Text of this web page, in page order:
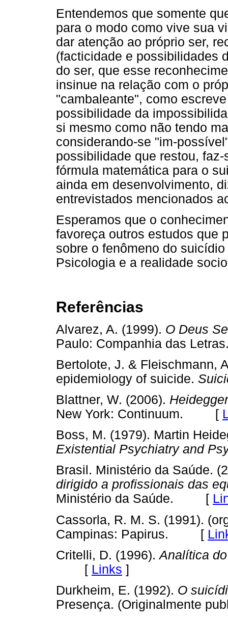
Entendemos que somente
para o modo como vive sua
dar atenção ao próprio ser,
(facticidade e possibilidades
do ser, que esse
insinue na relação com o
"cambaleante", como
possibilidade da
si mesmo como não tendo
considerando-se "im-
possibilidade que restou,
fórmula matemática para o
ainda em desenvolvimento,
entrevistados mencionados
Esperamos que o
favoreça outros estudos que
sobre o fenômeno do
Psicologia e a realidade
Referências
Alvarez, A. (1999). O Deus
Paulo: Companhia das
Bertolote, J. & Fleischmann,
epidemiology of suicide.
Blattner, W. (2006).
New York: Continuum. [
Boss, M. (1979). Martin
Existential Psychiatry and
Brasil. Ministério da Saúde.
dirigido a profissionais das
Ministério da Saúde. [
Cassorla, R. M. S. (1991).
Campinas: Papirus. [
Critelli, D. (1996).Analítica
[ Links ]
Durkheim, E. (1992). O
Presença. (Originalmente